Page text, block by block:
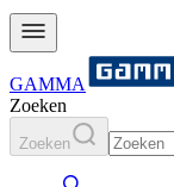
GAMMA
Zoeken
Zoeken